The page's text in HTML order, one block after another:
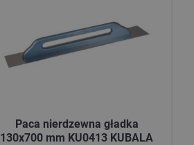
Paca nierdzewna gładka
130x700 mm KU0413 KUBALA